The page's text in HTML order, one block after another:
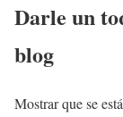
Darle un
blog
Mostrar que se